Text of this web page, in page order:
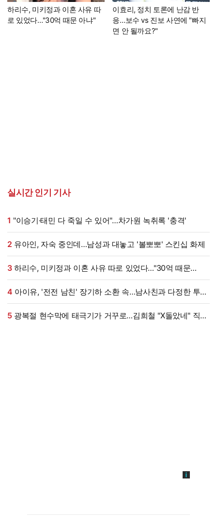
하리수, 미키정과 이혼 사유 따
로 있었다…"30억 때문 아냐"
이효리, 정치 토론에 난감 반
응…보수 vs 진보 사연에 "빠지
면 안 될까요?"
실시간 인기 기사
1 "이승기·태민 다 죽일 수 있어"…차가원 녹취록 '충격'
2 유아인, 자숙 중인데…남성과 대놓고 '볼뽀뽀' 스킨십 화제
3하리수, 미키정과 이혼 사유 따로 있었다…"30억 때문
아냐"
4
"늘 든든" [엑's 이슈]
5광복절 현수막에 태극기가 거꾸로…김희철 "X돌았네" 직접